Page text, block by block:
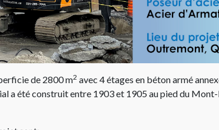
de 2800 m2 avec 4 étages en béton armé
été construit entre 1903 et 1905 au pied du Mont-